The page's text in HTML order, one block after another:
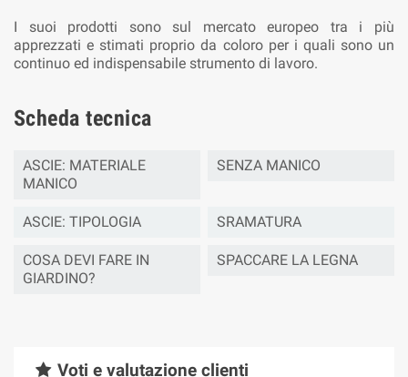
I suoi prodotti sono sul mercato europeo tra i più
apprezzati e stimati proprio da coloro per i quali sono un
continuo ed indispensabile strumento di lavoro.
Scheda tecnica
ASCIE: MATERIALE
MANICO
SENZA MANICO
ASCIE: TIPOLOGIA SRAMATURA
COSA DEVI FARE IN
GIARDINO?
SPACCARE LA LEGNA
Voti e valutazione clienti